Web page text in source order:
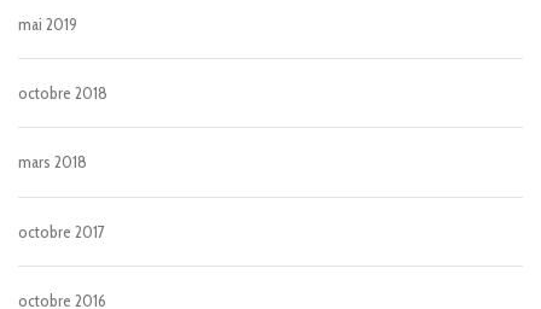
mai 2019
octobre 2018
mars 2018
octobre 2017
octobre 2016